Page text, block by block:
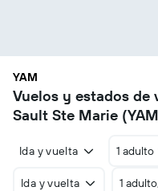
YAM
Vuelos y estados de
Sault Ste Marie
Ida y vuelta 1 adulto
Ida y vuelta 1